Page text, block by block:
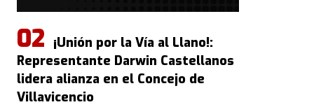
¡Unión por la Vía al Llano!:
Representante Darwin Castellanos
lidera alianza en el Concejo de
Villavicencio